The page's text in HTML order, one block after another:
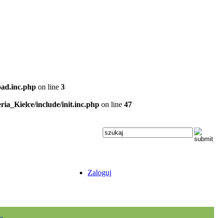
on line 3
include/init.inc.php on line 47
Zaloguj